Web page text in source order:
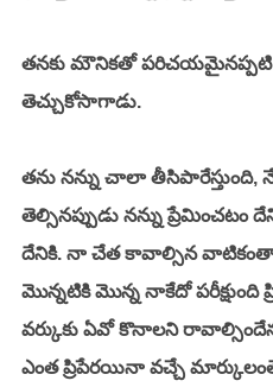
తనకు మౌనికతో పరిచయమైనప్పటి
తెచ్చుకోసాగాడు.
తను నన్ను చాలా
తెల్సినప్పుడు నన్ను ప్రేమించటం
దేనికి. నా చేత కావాల్సిన వాటికంతా
మొన్నటికి మొన్న నాకేదో పరీక్షుంది
వర్కుకు ఏవో కొనాలని
ఎంత ప్రిపేరయినా వచ్చే